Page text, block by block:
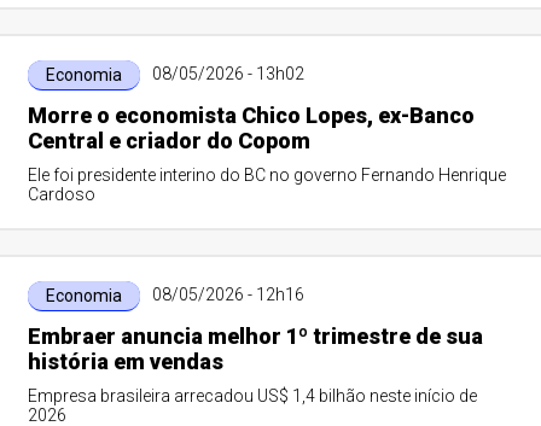
Economia 08/05/2026 - 13h02
Morre o economista Chico Lopes, ex-Banco
Central e criador do Copom
Ele foi presidente interino do BC no governo Fernando Henrique
Cardoso
Economia 08/05/2026 - 12h16
Embraer anuncia melhor 1º trimestre de sua
história em vendas
Empresa brasileira arrecadou US$ 1,4 bilhão neste início de
2026